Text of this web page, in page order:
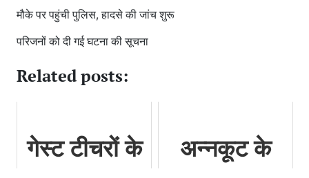
मौके पर पहुंची पुलिस, हादसे की जांच शुरू
परिजनों को दी गई घटना की सूचना
Related posts:
गेस्ट टीचरों के
अन्नकूट के